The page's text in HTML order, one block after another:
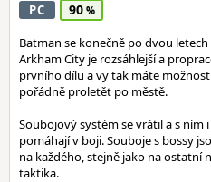
PC 90
Batman se konečně po dvou
Arkham City je rozsáhlejší a
prvního dílu a vy tak máte
pořádně proletět po městě.
Soubojový systém se vrátil a s ním
pomáhají v boji. Souboje s bossy
na každého, stejně jako na ostatní
taktika.